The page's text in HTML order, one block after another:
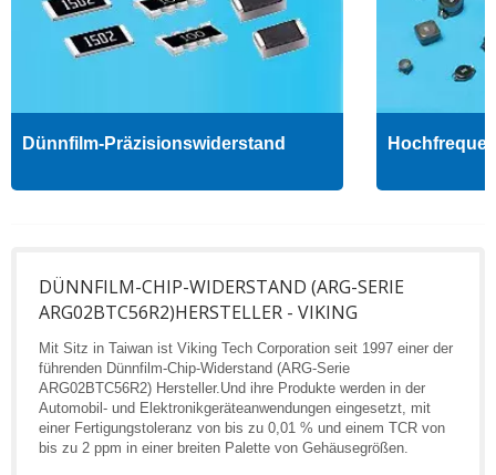
Dünnfilm-Präzisionswiderstand
DÜNNFILM-CHIP-WIDERSTAND (ARG-SERIE
ARG02BTC56R2)HERSTELLER - VIKING
Mit Sitz in Taiwan ist Viking Tech Corporation seit 1997 einer der
führenden Dünnfilm-Chip-Widerstand (ARG-Serie
ARG02BTC56R2) Hersteller.Und ihre Produkte werden in der
Automobil- und Elektronikgeräteanwendungen eingesetzt, mit
einer Fertigungstoleranz von bis zu 0,01 % und einem TCR von
bis zu 2 ppm in einer breiten Palette von Gehäusegrößen.